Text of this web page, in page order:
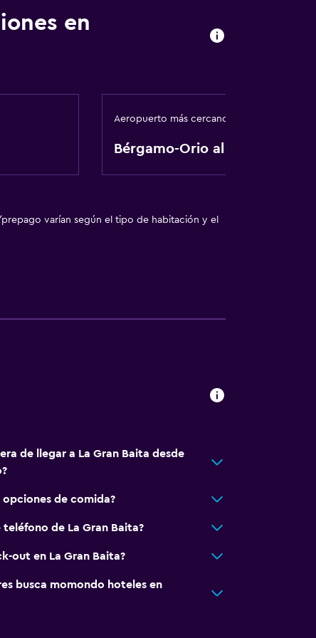
en
Aeropuerto más cercano
Bérgamo-Orio al Serio
varían según el tipo de habitación y el
de llegar a La Gran Baita desde
opciones de comida?
teléfono de La Gran Baita?
out en La Gran Baita?
busca momondo hoteles en